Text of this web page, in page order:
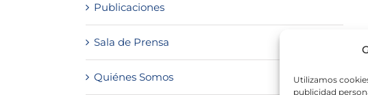
Utilizamos
publicidad
Publicaciones
Sala de Prensa
Quiénes Somos